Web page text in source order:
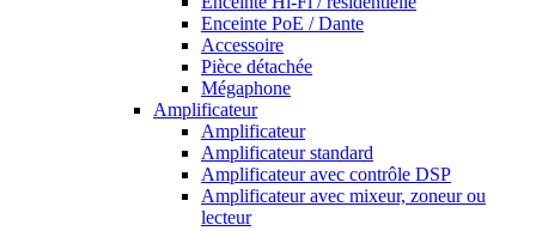
Enceinte PoE / Dante
Accessoire
Pièce détachée
Mégaphone
Amplificateur
Amplificateur
Amplificateur standard
Amplificateur avec contrôle DSP
Amplificateur avec mixeur, zoneur ou
lecteur